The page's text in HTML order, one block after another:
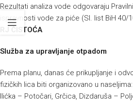
Rezultati analiza vode odgovaraju
ispravnosti vode za piće (Sl. list BiH 40/
RJ ČISTOĆA
Služba za upravljanje otpadom
Prema planu, danas će prikupljanje i
fizičkih lica biti organizovano u
Ilićka – Potočari, Grčica, Dizdaruša –